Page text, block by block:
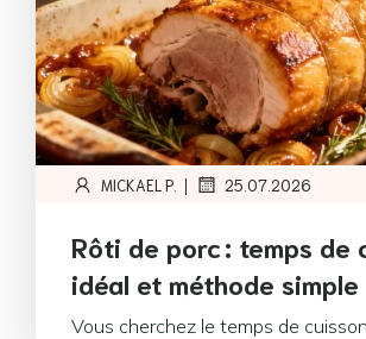
MICKAEL P. | 25.07.2026
Rôti de porc : temps de
idéal et méthode simple
Vous cherchez le temps de